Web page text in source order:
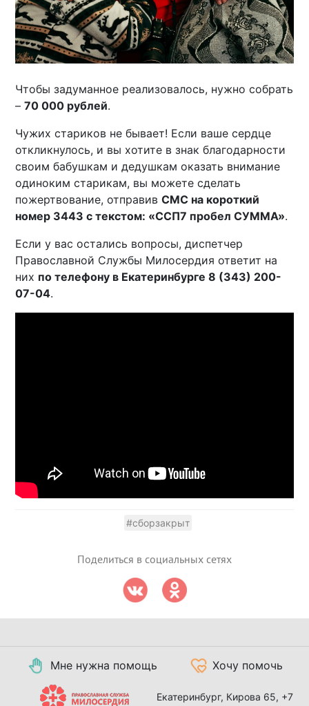
Чтобы задуманное реализовалось, нужно собрать
–70 000 рублей.
Чужих стариков не бывает! Если ваше сердце
откликнулось, и вы хотите в знак благодарности
своим бабушкам и дедушкам оказать внимание
одиноким старикам, вы можете сделать
пожертвование, отправивСМС на короткий
номер 3443 с текстом: «ССП7 пробел СУММА».
Если у вас остались вопросы, диспетчер
Православной Службы Милосердия ответит на
них по телефону в Екатеринбурге 8 (343) 200-
07-04.
#сборзакрыт
Поделиться в социальных сетях
Мне нужна помощь Хочу помочь
Екатеринбург, Кирова 65, +7